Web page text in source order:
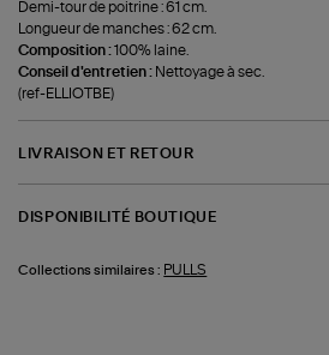
Demi-tour de poitrine : 61 cm.
Longueur de manches : 62 cm.
Composition :100% laine.
Conseil d'entretien : Nettoyage à sec.
(ref-ELLIOTBE)
LIVRAISON ET RETOUR
DISPONIBILITÉ BOUTIQUE
Collections similaires : PULLS